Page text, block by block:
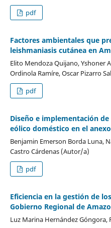
pdf
Factores ambientales que
leishmaniasis cutánea en
Elito Mendoza Quijano, Yshoner
Ordinola Ramíre, Oscar Pizarro
pdf
Diseño e implementación
eólico doméstico en el
Benjamin Emerson Borda Luna,
Castro Cárdenas (Autor/a)
pdf
Eficiencia en la gestión de
Gobierno Regional de
Luz Marina Hernández